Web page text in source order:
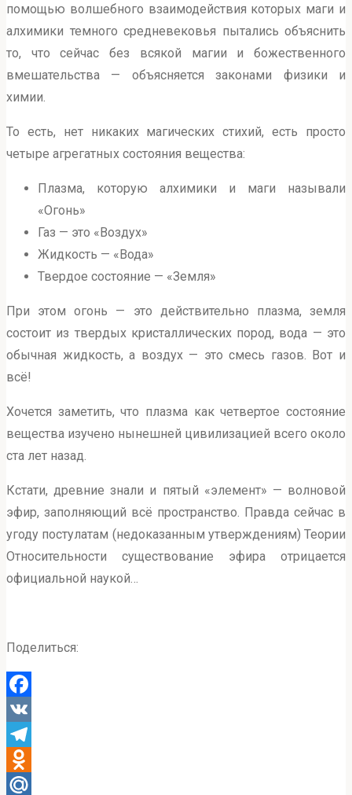
помощью волшебного взаимодействия которых маги и
алхимики темного средневековья пытались объяснить
то, что сейчас без всякой магии и божественного
вмешательства — объясняется законами физики и
химии.
То есть, нет никаких магических стихий, есть просто
четыре агрегатных состояния вещества:
Плазма, которую алхимики и маги называли
«Огонь»
Газ — это «Воздух»
Жидкость — «Вода»
Твердое состояние — «Земля»
При этом огонь — это действительно плазма, земля
состоит из твердых кристаллических пород, вода — это
обычная жидкость, а воздух — это смесь газов. Вот и
всё!
Хочется заметить, что плазма как четвертое состояние
вещества изучено нынешней цивилизацией всего около
ста лет назад.
Кстати, древние знали и пятый «элемент» — волновой
эфир, заполняющий всё пространство. Правда сейчас в
угоду постулатам (недоказанным утверждениям) Теории
Относительности существование эфира отрицается
официальной наукой…
Поделиться:
Facebook
VK
Telegram
Odnoklassniki